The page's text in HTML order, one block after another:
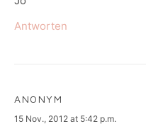
Antworten
ANONYM
says:
15 Nov., 2012 at 5:42 p.m.